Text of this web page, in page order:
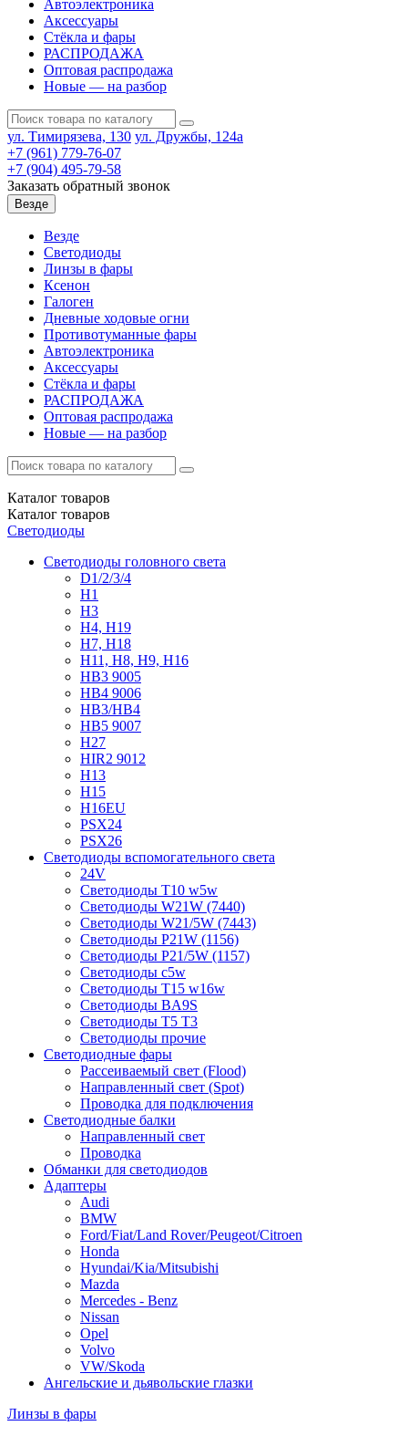
Автоэлектроника
Аксессуары
Стёкла и фары
РАСПРОДАЖА
Оптовая распродажа
Новые — на разбор
ул. Тимирязева, 130 ул. Дружбы, 124а
+7 (961) 779-76-07
+7 (904) 495-79-58
Заказать обратный звонок
Везде
Везде
Светодиоды
Линзы в фары
Ксенон
Галоген
Дневные ходовые огни
Противотуманные фары
Автоэлектроника
Аксессуары
Стёкла и фары
РАСПРОДАЖА
Оптовая распродажа
Новые — на разбор
Каталог товаров
Каталог товаров
Светодиоды
Светодиоды головного света
D1/2/3/4
H1
H3
H4, H19
H7, H18
H11, H8, H9, H16
HB3 9005
HB4 9006
HB3/HB4
HB5 9007
H27
HIR2 9012
H13
H15
H16EU
PSX24
PSX26
Светодиоды вспомогательного света
24V
Светодиоды T10 w5w
Светодиоды W21W (7440)
Светодиоды W21/5W (7443)
Светодиоды P21W (1156)
Светодиоды P21/5W (1157)
Светодиоды c5w
Светодиоды T15 w16w
Светодиоды BA9S
Светодиоды T5 T3
Светодиоды прочие
Светодиодные фары
Рассеиваемый свет (Flood)
Направленный свет (Spot)
Проводка для подключения
Светодиодные балки
Направленный свет
Проводка
Обманки для светодиодов
Адаптеры
Audi
BMW
Ford/Fiat/Land Rover/Peugeot/Citroen
Honda
Hyundai/Kia/Mitsubishi
Mazda
Mercedes - Benz
Nissan
Opel
Volvo
VW/Skoda
Ангельские и дьявольские глазки
Линзы в фары